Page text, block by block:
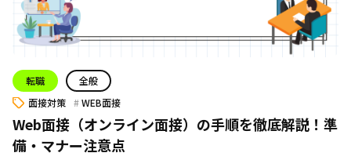
転職
全般
面接対策
WEB面接
Web面接（オンライン面接）の手順を徹底解説！準
備・マナー注意点